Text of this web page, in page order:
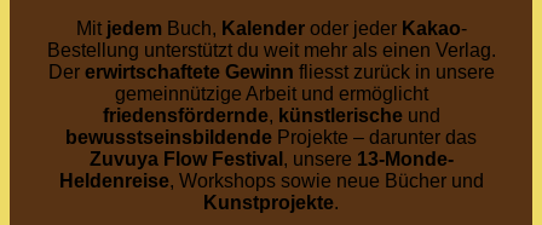
Mit jedem Buch, Kalenderoder jeder Kakao-
Bestellung unterstützt du weit mehr als einen Verlag.
Der erwirtschaftete Gewinn fliesst zurück in unsere
gemeinnützige Arbeit und ermöglicht
friedensfördernde, künstlerischeund
bewusstseinsbildende Projekte – darunter das
Zuvuya Flow Festival , unsere 13-Monde-
Heldenreise, Workshops sowie neue Bücher und
Kunstprojekte.